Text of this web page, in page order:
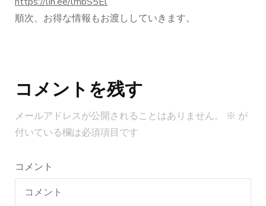
順次、お得な情報もお渡ししていきます。
稿
ナ
ビ
ゲ
シ
ョ
ン
コメントを残す
メールアドレスが公開されることはありません。 ※ が
付いている欄は必須項目です
コメント